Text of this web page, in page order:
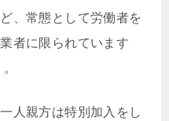
、常態として労働者を
者に限られています
人親方は特別加入をし